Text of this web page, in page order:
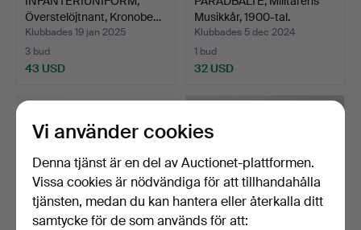
Överstelöjtnant, Kronobe…
Klubbades 19 jan 2025
3 bud
43 USD
Musikkår, 1900-tal.
Klubbades 5 dec 2024
1 bud
32 USD
Vi använder cookies
Denna tjänst är en del av Auctionet-plattformen.
Vissa cookies är nödvändiga för att tillhandahålla
tjänsten, medan du kan hantera eller återkalla ditt
samtycke för de som används för att: